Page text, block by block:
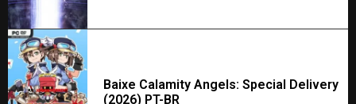
Baixe Calamity Angels: Special Delivery
(2026) PT-BR